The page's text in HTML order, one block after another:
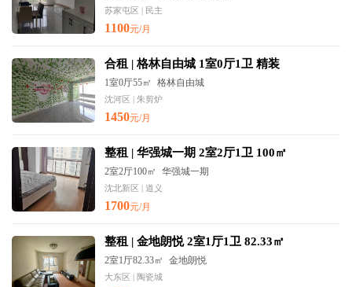
苏家屯区 | 民主
1100元/月
合租 | 格林自由城 1室0厅1卫 精装
1室0厅55㎡ 格林自由城
沈河区 | 朱剪炉
1450元/月
整租 | 华强城一期 2室2厅1卫 100㎡
2室2厅100㎡ 华强城一期
沈北新区 | 道义
1700元/月
整租 | 金地朗悦 2室1厅1卫 82.33㎡
2室1厅82.33㎡ 金地朗悦
大东区 | 陶瓷城